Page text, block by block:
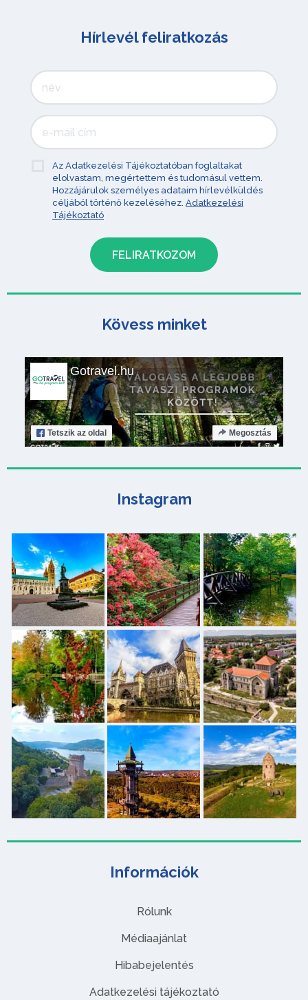
Információk
Rólunk
Médiaajánlat
Hibabejelentés
Adatkezelési tájékoztató
Hírlevél feliratkozás
Az Adatkezelési Tájékoztatóban foglaltakat
elolvastam, megértettem és tudomásul vettem.
Hozzájárulok személyes adataim hírlevélküldés
céljából történő kezeléséhez. Adatkezelési
Tájékoztató
Kövess minket
Gotravel.hu
Tetszik az oldal Megosztás
Instagram